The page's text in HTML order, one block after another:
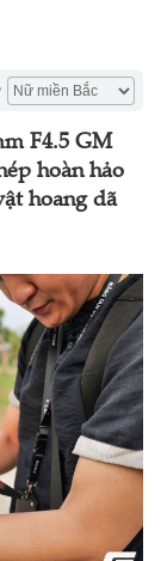
F4.5 GM
hoàn hảo
hoang dã